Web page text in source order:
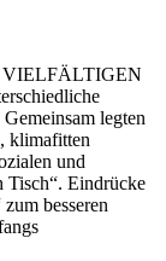
VIELFÄLTIGEN
legten
klimafitten
und
Tisch“. Eindrücke
besseren